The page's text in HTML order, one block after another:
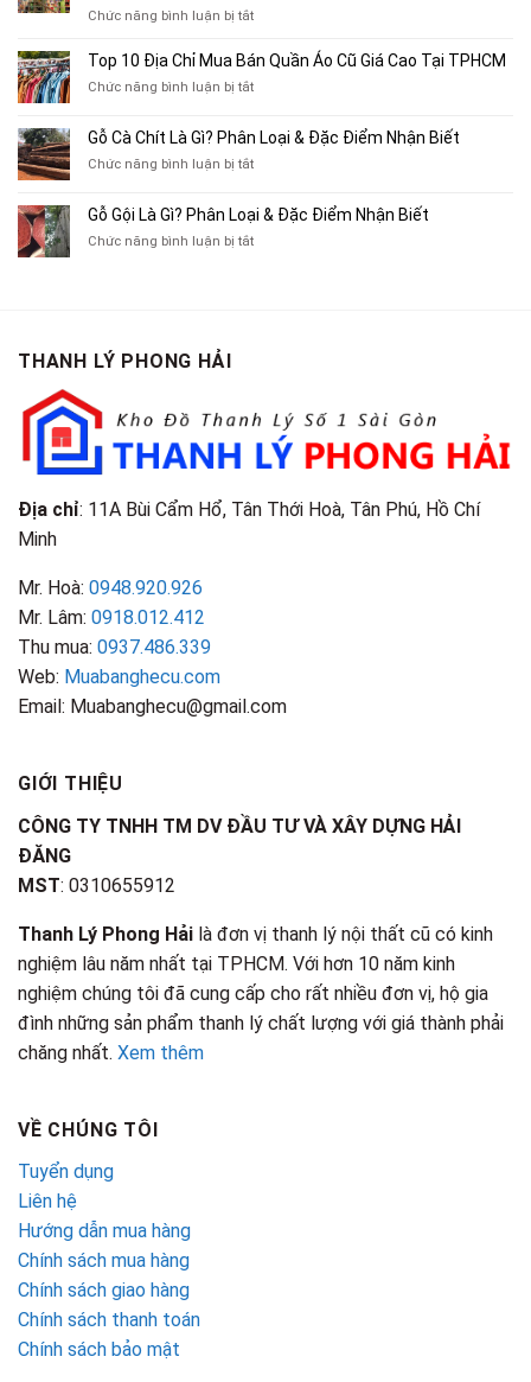
Chuyên
Bán
Xe
Cũ,
Xe
Cũ
TP.HCM
Chức năng bình luận bị tắtở
10
Thu
Sách
Tạp
Chí
Top 10 Địa Chỉ Mua Bán Quần Áo Cũ Giá Cao Tại TPHCM
Chức năng bình luận bị tắtở
Địa
Chỉ
Bán
Áo
Gỗ Cà Chít Là Gì? Phân Loại & Đặc Điểm Nhận Biết
Chức năng bình luận bị tắtở
Chít
Là
Gỗ Gội Là Gì? Phân Loại & Đặc Điểm Nhận Biết
Chức năng bình luận bị tắtở
Điểm
Nhận
Biết
THANH LÝ PHONG HẢI
Địa chỉ: 11A Bùi Cẩm Hổ, Tân Thới Hoà, Tân Phú, Hồ Chí
Minh
Mr. Hoà: 0948.920.926
Mr. Lâm: 0918.012.412
Thu mua: 0937.486.339
Web: Muabanghecu.com
Email: Muabanghecu@gmail.com
GIỚI THIỆU
CÔNG TY TNHH TM DV ĐẦU TƯ VÀ XÂY DỰNG HẢI
ĐĂNG
MST: 0310655912
Thanh Lý Phong Hải là đơn vị thanh lý nội thất cũ có kinh
nghiệm lâu năm nhất tại TPHCM. Với hơn 10 năm kinh
nghiệm chúng tôi đã cung cấp cho rất nhiều đơn vị, hộ gia
đình những sản phẩm thanh lý chất lượng với giá thành phải
chăng nhất. Xem thêm
VỀ CHÚNG TÔI
Tuyển dụng
Liên hệ
Hướng dẫn mua hàng
Chính sách mua hàng
Chính sách giao hàng
Chính sách thanh toán
Chính sách bảo mật